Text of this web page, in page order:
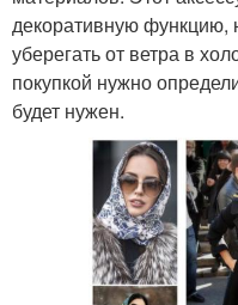
декоративную функцию,
уберегать от ветра в
покупкой нужно
будет нужен.